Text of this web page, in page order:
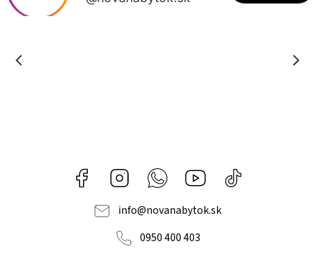
Facebook Instagram Whatsapp Youtube
nábytok
info@novanabytok.sk
0950 400 403